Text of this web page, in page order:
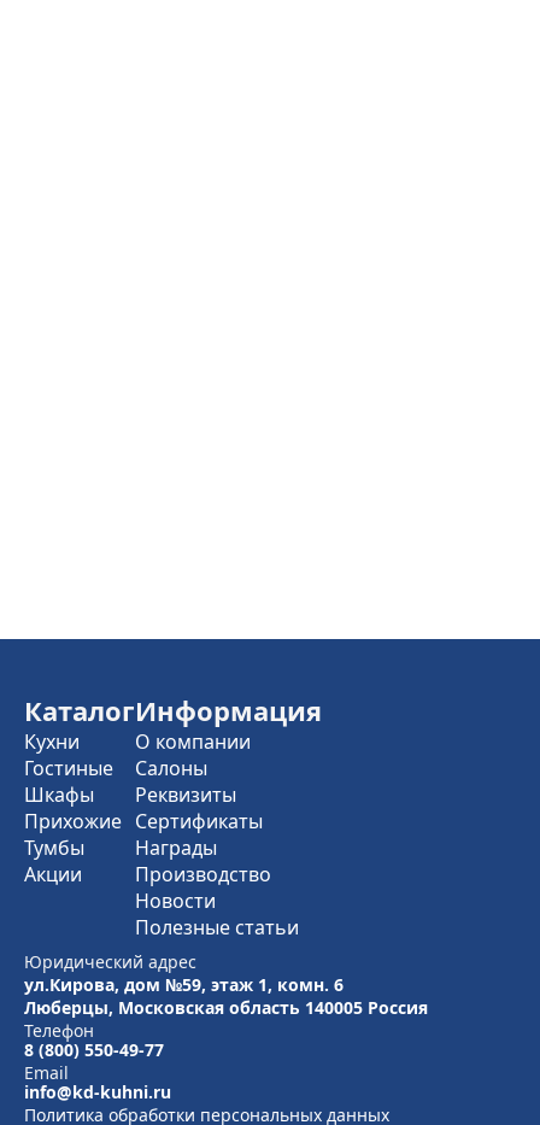
Каталог
Кухни
Гостиные
Шкафы
Прихожие
Тумбы
Акции
Информация
О компании
Салоны
Реквизиты
Сертификаты
Награды
Производство
Новости
Полезные статьи
Юридический адрес
ул.Кирова, дом №59, этаж 1, комн. 6
Люберцы, Московская область 140005 Россия
Телефон
8 (800) 550-49-77
Email
info@kd-kuhni.ru
Политика обработки персональных данных